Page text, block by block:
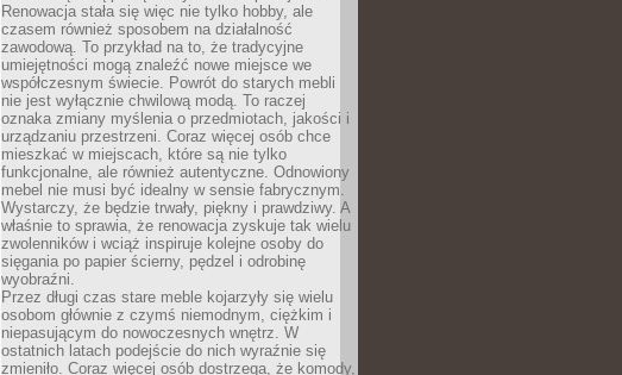
Renowacja stała się więc nie tylko hobby, ale
czasem również sposobem na działalność
zawodową. To przykład na to, że tradycyjne
umiejętności mogą znaleźć nowe miejsce we
współczesnym świecie. Powrót do starych mebli
nie jest wyłącznie chwilową modą. To raczej
oznaka zmiany myślenia o przedmiotach, jakości i
urządzaniu przestrzeni. Coraz więcej osób chce
mieszkać w miejscach, które są nie tylko
funkcjonalne, ale również autentyczne. Odnowiony
mebel nie musi być idealny w sensie fabrycznym.
Wystarczy, że będzie trwały, piękny i prawdziwy. A
właśnie to sprawia, że renowacja zyskuje tak wielu
zwolenników i wciąż inspiruje kolejne osoby do
sięgania po papier ścierny, pędzel i odrobinę
wyobraźni.
Przez długi czas stare meble kojarzyły się wielu
osobom głównie z czymś niemodnym, ciężkim i
niepasującym do nowoczesnych wnętrz. W
ostatnich latach podejście do nich wyraźnie się
zmieniło. Coraz więcej osób dostrzega, że komody,